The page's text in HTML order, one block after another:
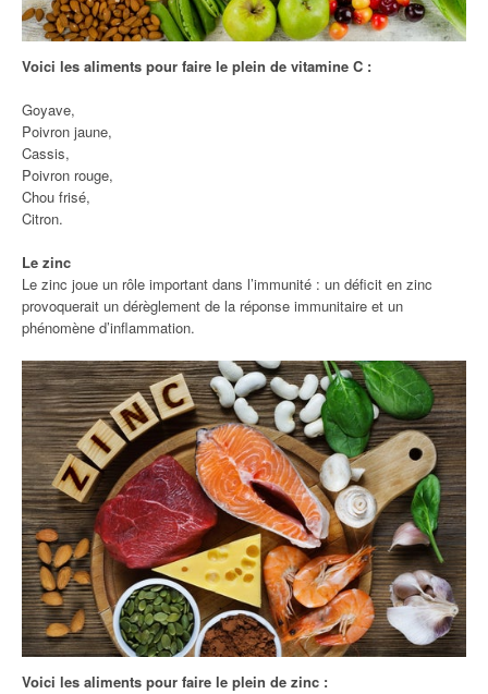
Voici les aliments pour faire le plein de vitamine C :
Goyave,
Poivron jaune,
Cassis,
Poivron rouge,
Chou frisé,
Citron.
Le zinc
Le zinc joue un rôle important dans l’immunité : un déficit en zinc
provoquerait un dérèglement de la réponse immunitaire et un
phénomène d’inflammation.
Voici les aliments pour faire le plein de zinc :